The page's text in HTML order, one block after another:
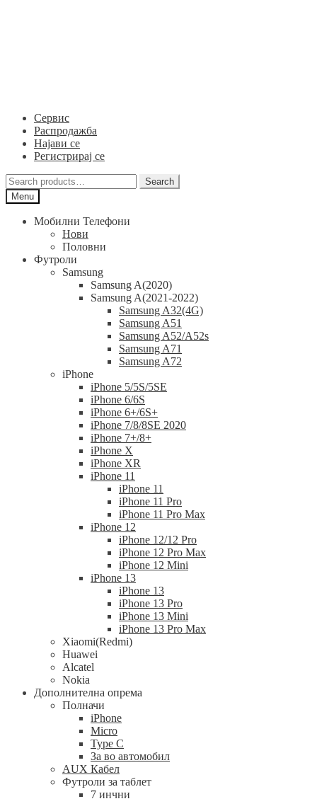
Сервис
Распродажба
Најави се
Регистрирај се
Search
for:
Search
Menu
Мобилни Телефони
Нови
Половни
Футроли
Samsung
Samsung A(2020)
Samsung A(2021-2022)
Samsung A32(4G)
Samsung A51
Samsung A52/A52s
Samsung A71
Samsung A72
iPhone
iPhone 5/5S/5SE
iPhone 6/6S
iPhone 6+/6S+
iPhone 7/8/8SE 2020
iPhone 7+/8+
iPhone X
iPhone XR
iPhone 11
iPhone 11
iPhone 11 Pro
iPhone 11 Pro Max
iPhone 12
iPhone 12/12 Pro
iPhone 12 Pro Max
iPhone 12 Mini
iPhone 13
iPhone 13
iPhone 13 Pro
iPhone 13 Mini
iPhone 13 Pro Max
Xiaomi(Redmi)
Huawei
Alcatel
Nokia
Дополнителна опрема
Полначи
iPhone
Micro
Type C
За во автомобил
AUX Кабел
Футроли за таблет
7 инчни